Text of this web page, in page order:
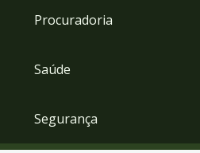
Procuradoria
Saúde
Segurança